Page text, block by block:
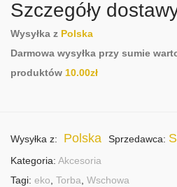
Szczegóły
Wysyłka z Polska
Darmowa wysyłka przy sumie
produktów 10.00zł
Wysyłka z: Polska Sprzedawca:
Kategoria: Akcesoria
Tagi: eko Torba Wschowa